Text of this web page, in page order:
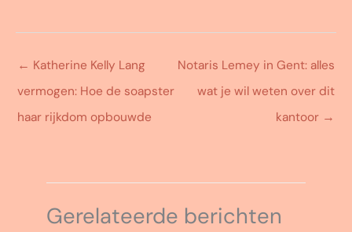
← Katherine Kelly Lang
vermogen: Hoe de soapster
haar rijkdom opbouwde
Notaris Lemey in Gent: alles
wat je wil weten over dit
kantoor →
Gerelateerde berichten